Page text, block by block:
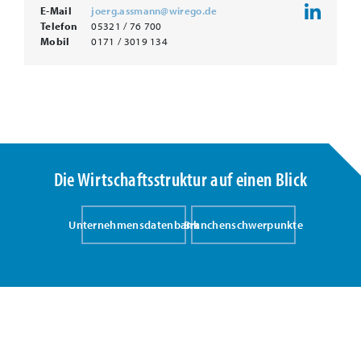
E-Mail
joerg.assmann@wirego.de
Telefon
05321 / 76 700
Mobil
0171 / 3019 134
Die Wirtschaftsstruktur auf einen Blick
UnternehmensdatenbankBranchenschwerpunkte